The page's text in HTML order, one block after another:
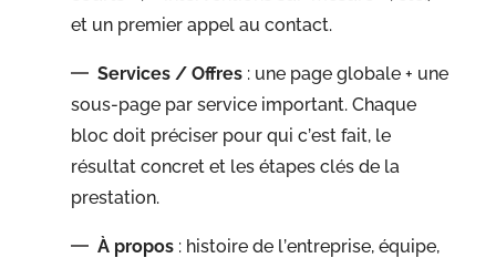
et un premier appel au contact.
Services / Offres : une page globale + une
sous-page par service important. Chaque
bloc doit préciser pour qui c’est fait, le
résultat concret et les étapes clés de la
prestation.
À propos : histoire de l’entreprise, équipe,